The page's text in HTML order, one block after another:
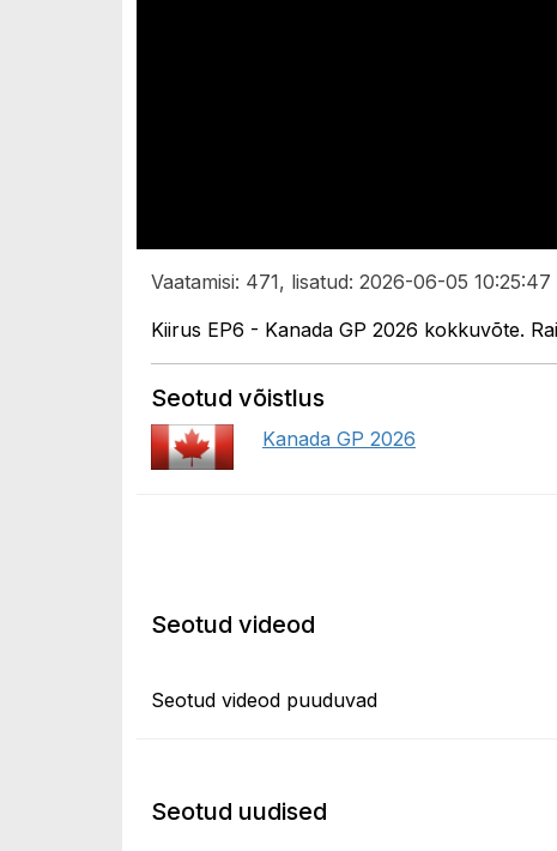
Vaatamisi: 471, lisatud: 2026-06-05 10:25:47
Kiirus EP6 - Kanada GP 2026 kokkuvõte.
Seotud võistlus
Kanada GP 2026
Seotud videod
Seotud videod puuduvad
Seotud uudised